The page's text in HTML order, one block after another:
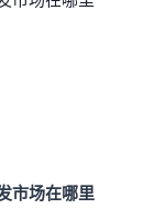
市场在哪里